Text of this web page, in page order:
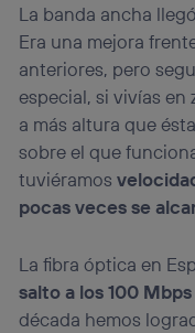
La banda ancha
Era una mejora
anteriores, pero
especial, si vivías en
a más altura que
sobre el que
tuviéramos
pocas veces se
La fibra óptica en
salto a los 100
década hemos